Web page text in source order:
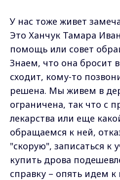
У нас тоже живет
Это Ханчук Тамара
помощь или совет
Знаем, что она бросит
сходит, кому-то
решена. Мы живем в
ограничена, так что с
лекарства или еще
обращаемся к ней,
"скорую", записаться к
купить дрова
справку – опять идем к